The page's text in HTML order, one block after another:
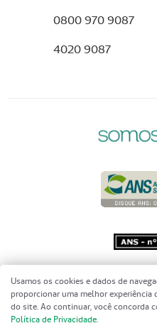
0800 970 9087
4020 9087
Copyright 2001
Brasil - Todos os
Usamos os cookies e dados de
proporcionar uma melhor experiência
do site. Ao continuar, você concorda
Política de Privacidade.